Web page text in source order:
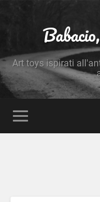
Art toys ispirati